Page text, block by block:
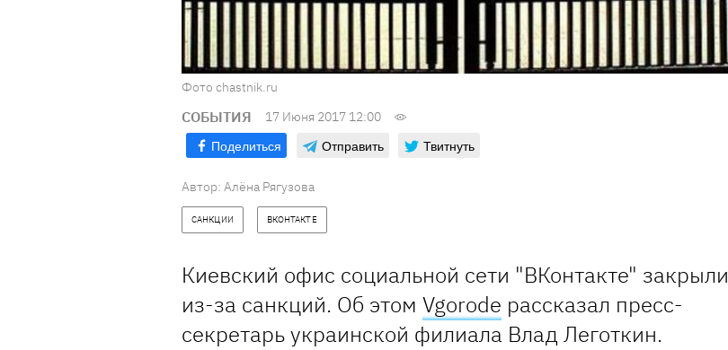
Фото chastnik.ru
СОБЫТИЯ 17 Июня 2017 12:00
Поделиться Отправить Твитнуть
Автор: Алёна Рягузова
САНКЦИИ ВКОНТАКТЕ
Киевский офис социальной сети "ВКонтакте" закрыли
из-за санкций. Об этом Vgorode рассказал пресс-
секретарь украинской филиала Влад Леготкин.